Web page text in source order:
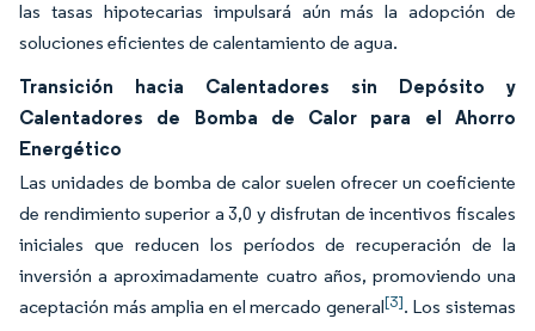
las tasas hipotecarias impulsará aún más la adopción de
soluciones eficientes de calentamiento de agua.
Transición hacia Calentadores sin Depósito y
Calentadores de Bomba de Calor para el Ahorro
Energético
Las unidades de bomba de calor suelen ofrecer un coeficiente
de rendimiento superior a 3,0 y disfrutan de incentivos fiscales
iniciales que reducen los períodos de recuperación de la
inversión a aproximadamente cuatro años, promoviendo una
aceptación más amplia en el mercado general[3]. Los sistemas